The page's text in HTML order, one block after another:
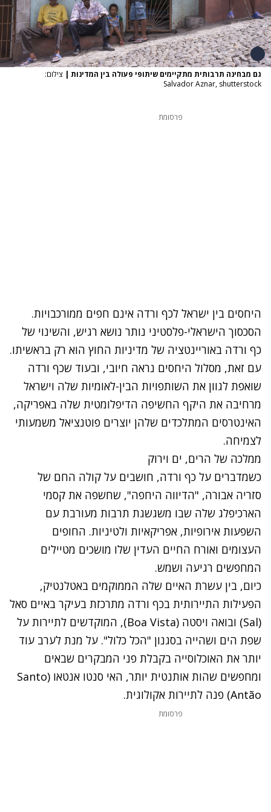
גם מבחינה תרבותית מתקיימים שיתופי פעולה בין המדינות | צילום:
Salvador Aznar, shutterstock
פרסומת
היחסים בין ישראל לכף ורדה אינם חפים ממורכבויות.
הסכסוך הישראלי-פלסטיני נותר נושא רגיש, והשינוי של
כף ורדה באוריינטציה של מדיניות החוץ הוא רק בראשיתו.
עם זאת, מסלול היחסים נראה חיובי, ובעוד שכף ורדה
שואפת לגוון את השותפויות הבין-לאומיות שלה וישראל
מרחיבה את היקף החשיפה הדיפלומטית שלה באפריקה,
האינטרסים המתלכדים שלהן יוצרים פוטנציאל משמעותי
לצמיחה.
ממלכה של הרים, ים וירוק
כשמדברים על כף ורדה, חושבים על קולה החם של
סזריה אבורה, "הדיווה היחפה", שחשפה את קסמי
הארכיפלג שלה שבו משגשגת תרבות מעורבת עם
השפעות אירופיות, אפריקאיות ולטיניות. החופים
העצומים ואורח החיים העדין שלו מושכים מטיילים
המחפשים רגיעה ושמש.
כיום, בין עשרת האיים שלה הממוקמים באטלנטיק,
הפעילות התיירותית בכף ורדה מתרכזת בעיקר באיים סאל
(
Sal) ובואה ויסטה (Boa Vista) , המוקדשים לתיירות על
שפת הים ושהייה בסגנון "הכל כלול". על מנת לערב עוד
יותר את האוכלוסייה בקבלת פני המבקרים שבאים
ומחפשים שהות אותנטית יותר, האי סנטו אנטאו (Santo
Antão) פנה לתיירות אקולוגית.
פרסומת